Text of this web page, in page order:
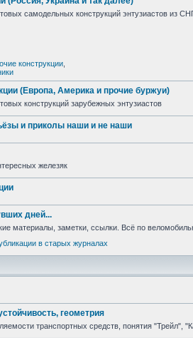
самодельных конструкций энтузиастов из
конструкции
(Европа, Америка и прочие буржуи)
конструкций зарубежных энтузиастов
и приколы наши и не наши
железяк
дней...
материалы, заметки, ссылки. Всё по
в старых журналах
геометрия
транспортных средств, понятия "Трейл",